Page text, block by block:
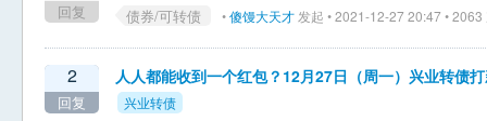
回复 债券/可转债 •傻馒大天才 发起 • 2021-12-27 20:47 • 2063
2
回复
人人都能收到一个红包？12月27日（周一）兴业转债
兴业转债